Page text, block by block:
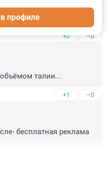
Не научили их обоих
+0 –0
профиле
объёмом талии...
+1 –0
бесплатная реклама